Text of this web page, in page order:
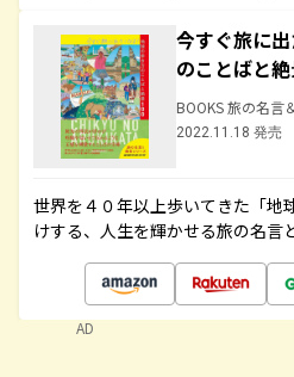
今すぐ旅に
のことばと
BOOKS 旅の名言
2022.11.18 発売
世界を４０年以上歩いてきた「地
けする、人生を輝かせる旅の名言
AD